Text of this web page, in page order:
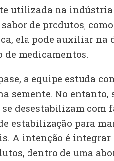
utilizada na
de produtos,
ela pode auxiliar na
de medicamentos.
a equipe estuda
semente. No entanto,
se desestabilizam com
estabilização para
A intenção é integrar
dentro de uma